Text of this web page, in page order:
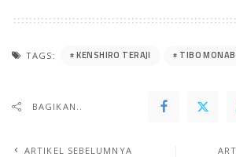
TAGS: KENSHIRO TERAJI TIBO
BAGIKAN..
ARTIKEL SEBELUMNYA